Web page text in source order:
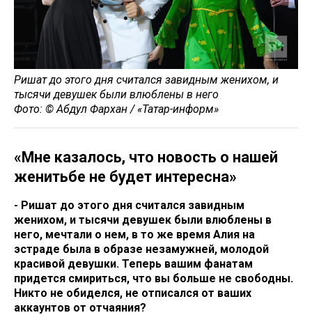
Ришат до этого дня считался завидным женихом, и
тысячи девушек были влюблены в него
Фото: © Абдул Фархан / «Татар-информ»
«Мне казалось, что новость о нашей
женитьбе не будет интересна»
- Ришат до этого дня считался завидным
женихом, и тысячи девушек были влюблены в
него, мечтали о нем, в то же время Алия на
эстраде была в образе незамужней, молодой
красивой девушки. Теперь вашим фанатам
придется смириться, что вы больше не свободны.
Никто не обиделся, не отписался от ваших
аккаунтов от отчаяния?